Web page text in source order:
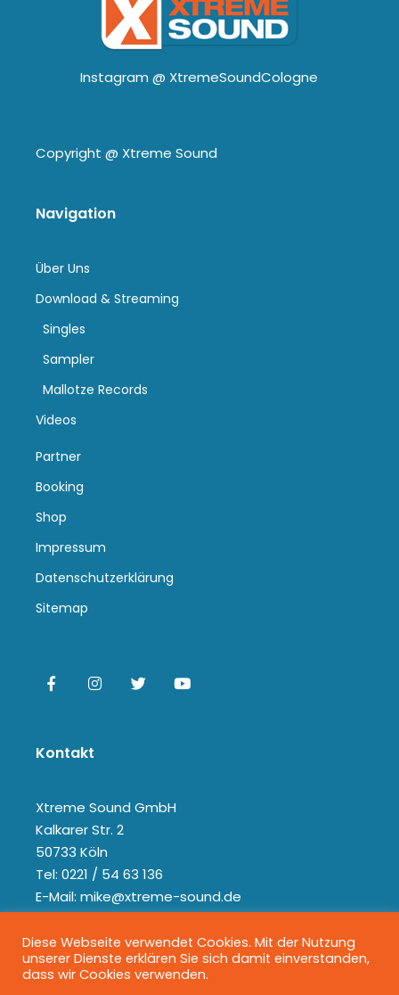
Instagram @ XtremeSoundCologne
Copyright @ Xtreme Sound
Navigation
Über Uns
Download & Streaming
Singles
Sampler
Mallotze Records
Videos
Partner
Booking
Shop
Impressum
Datenschutzerklärung
Sitemap
Kontakt
Xtreme Sound GmbH
Kalkarer Str. 2
50733 Köln
Tel: 0221 / 54 63 136
E-Mail: mike@xtreme-sound.de
Diese Webseite verwendet Cookies. Mit der Nutzung
unserer Dienste erklären Sie sich damit einverstanden,
dass wir Cookies verwenden.